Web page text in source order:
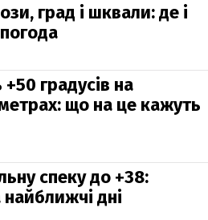
град і шквали: де і
градусів на
що на це кажуть
спеку до +38:
дні